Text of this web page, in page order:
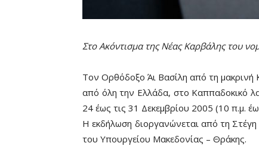
Στο Ακόντισμα της Νέας Καρβάλης του
Τον Ορθόδοξο Άι Βασίλη από τη μακρινή
από όλη την Ελλάδα, στο Καππαδοκικό
24 έως τις 31 Δεκεμβρίου 2005 (10 π.μ.
Η εκδήλωση διοργανώνεται από τη
του Υπουργείου Μακεδονίας – Θράκης.